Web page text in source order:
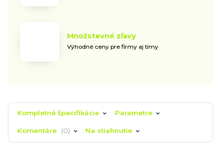
Množstevné zľavy
Výhodné ceny pre firmy aj tímy
Kompletné špecifikácie Parametre
Komentáre 0 Na stiahnutie